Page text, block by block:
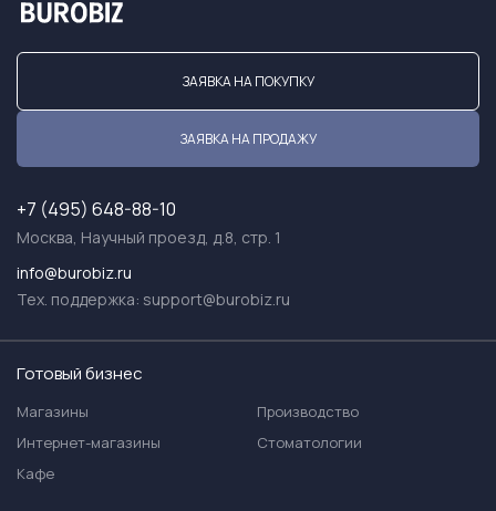
ЗАЯВКА НА ПОКУПКУ
ЗАЯВКА НА ПРОДАЖУ
+7 (495) 648-88-10
Москва, Научный проезд, д.8, стр. 1
info@burobiz.ru
Тех. поддержка: support@burobiz.ru
Готовый бизнес
Магазины
Интернет-магазины
Кафе
Производство
Стоматологии